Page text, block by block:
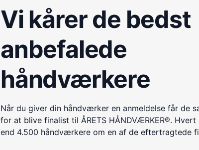
Vi kårer de bedst
anbefalede
håndværkere
Når du giver din håndværker en anmeldelse får de
for at blive finalist til ÅRETS HÅNDVÆRKER®.
end 4.500 håndværkere om en af de eftertragtede